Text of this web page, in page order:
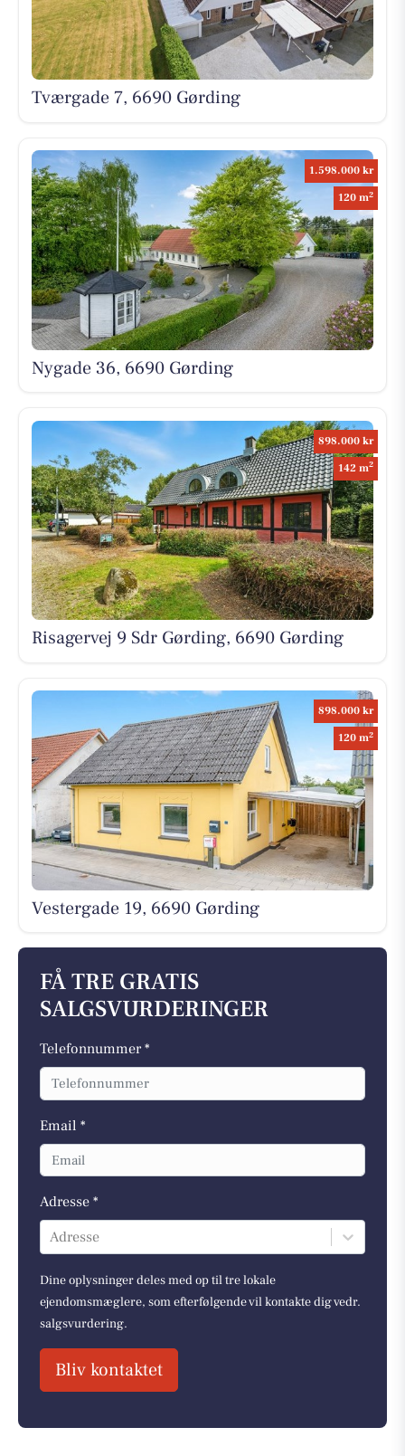
Tværgade 7, 6690 Gørding
1.598.000 kr
120 m2
Nygade 36, 6690 Gørding
898.000 kr
142 m2
Risagervej 9 Sdr Gørding, 6690 Gørding
898.000 kr
120 m2
Vestergade 19, 6690 Gørding
FÅ TRE GRATIS
SALGSVURDERINGER
Telefonnummer *
Email *
Adresse *
Adresse
Dine oplysninger deles med op til tre lokale
ejendomsmæglere, som efterfølgende vil kontakte dig vedr.
salgsvurdering.
Bliv kontaktet